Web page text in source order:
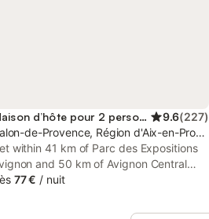
Maison d’hôte pour 2 personnes 9.6(227)
de-Provence, Région d'Aix-en-
within 41 km of Parc des Expositions
and 50 km of Avignon Central
Le Mas des Vergers offers rooms
in Salon-de-Provence.
77 € / nuit